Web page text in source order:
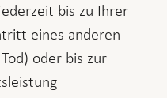
bis zu Ihrer
eines anderen
oder bis zur